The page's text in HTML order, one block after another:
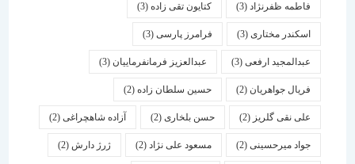
فاطمه ظفرنژاد(3) کتایون تقی زاده(3)
اسكندر مختاری (3) فرامرز پارسی(3)
عبدالمجید ارفعی(3) عبدالعزیز فرمانفرماییان(3)
فریال جواهریان(2) حسین سلطان زاده(2)
علی نقی گلریز(2) حسن بلخاری(2) آزاده شاهچراغی(2)
جواد میرحسینی(2) مسعود علی نژاد(2) ژرژ دارش (2)